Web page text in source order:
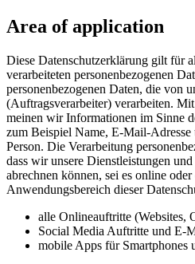
Area of application
Diese Datenschutzerklärung gilt für
verarbeiteten personenbezogenen
personenbezogenen Daten, die von
(Auftragsverarbeiter) verarbeiten.
meinen wir Informationen im Sinne
zum Beispiel Name, E-Mail-
Person. Die Verarbeitung
dass wir unsere Dienstleistungen
abrechnen können, sei es online
Anwendungsbereich dieser
alle Onlineauftritte (Websites,
Social Media Auftritte und E-
mobile Apps für Smartphones